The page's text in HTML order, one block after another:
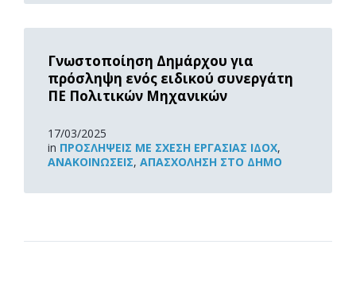
Γνωστοποίηση Δημάρχου για
πρόσληψη ενός ειδικού συνεργάτη
ΠΕ Πολιτικών Μηχανικών
17/03/2025
in ΠΡΟΣΛΉΨΕΙΣ ΜΕ ΣΧΈΣΗ ΕΡΓΑΣΊΑΣ ΙΔΟΧ,
ΑΝΑΚOΙΝΏΣΕΙΣ, ΑΠΑΣΧΌΛΗΣΗ ΣΤΟ ΔΉΜΟ
Read